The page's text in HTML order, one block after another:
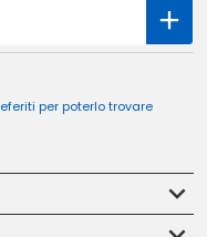
per poterlo trovare